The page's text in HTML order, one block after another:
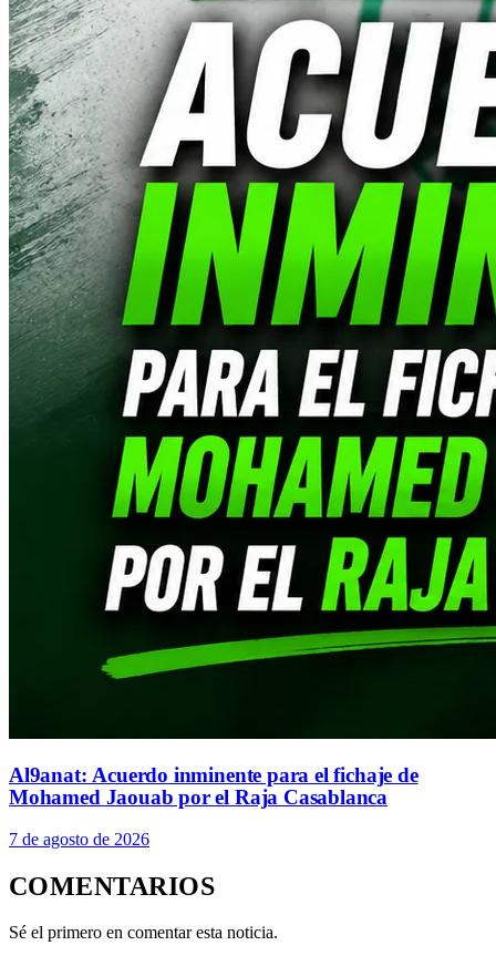
Al9anat: Acuerdo inminente para el fichaje de
Mohamed Jaouab por el Raja Casablanca
7 de agosto de 2026
COMENTARIOS
Sé el primero en comentar esta noticia.